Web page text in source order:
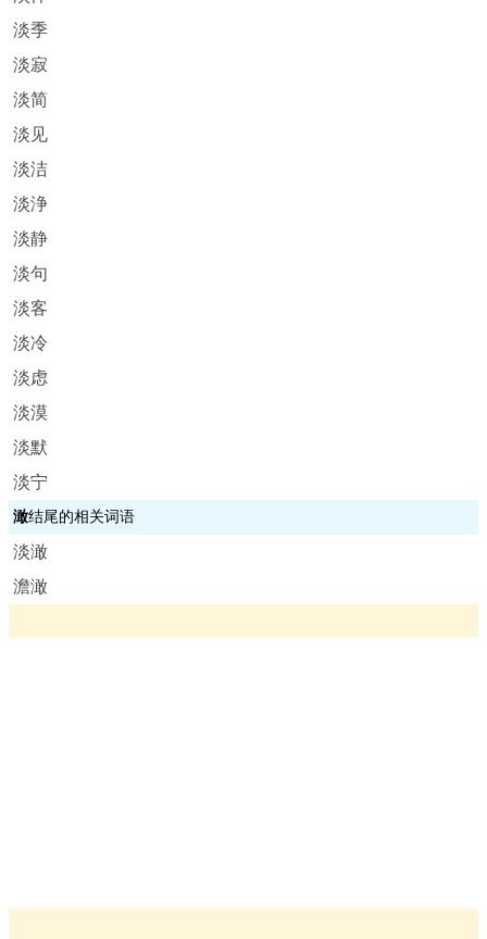
淡季
淡寂
淡简
淡见
淡洁
淡浄
淡静
淡句
淡客
淡冷
淡虑
淡漠
淡默
淡宁
澉结尾的相关词语
淡澉
澹澉